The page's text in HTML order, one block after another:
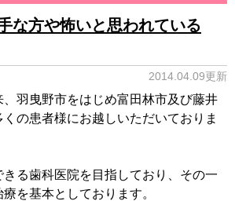
な方や怖いと思われている
2014.04.09更新
羽曳野市をはじめ富田林市及び藤井
の患者様にお越しいただいておりま
る歯科医院を目指しており、その一
を基本としております。